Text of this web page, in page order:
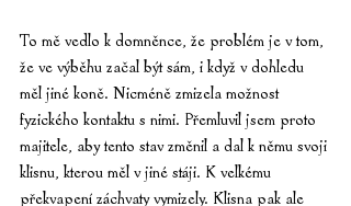
To mě vedlo k domněnce, že problém je v tom,
že ve výběhu začal být sám, i když v dohledu
měl jiné koně. Nicméně zmizela možnost
fyzického kontaktu s nimi. Přemluvil jsem proto
majitele, aby tento stav změnil a dal k němu svoji
klisnu, kterou měl v jiné stáji. K velkému
překvapení záchvaty vymizely. Klisna pak ale